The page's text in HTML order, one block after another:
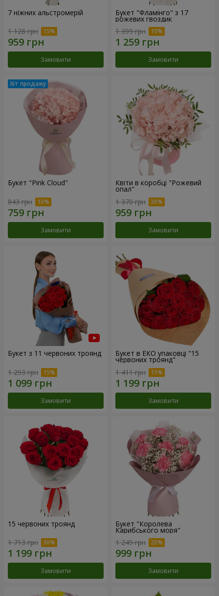
7 ніжних альстромерій
1 128 грн
Замовити
Букет "Фламінго" з 17
рожевих гвоздик
1 399 грн
Замовити
Букет "Pink Cloud"
843 грн
Замовити
Квіти в коробці "Рожевий
опал"
1 370 грн
Замовити
Букет з 11 червоних троянд
1 293 грн
Замовити
Букет в ЕКО упаковці "15
червоних троянд"
1 411 грн
Замовити
15 червоних троянд
1 713 грн
Замовити
Букет "Королева
Карибського моря"
1 249 грн
Замовити